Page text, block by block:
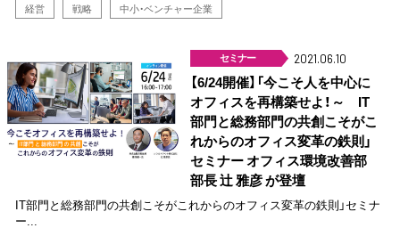
経営 戦略 中小・ベンチャー企業
セミナー 2021.06.10
【6/24開催】「今こそ人を中心に
オフィスを再構築せよ！～ IT
部門と総務部門の共創こそがこ
れからのオフィス変革の鉄則」
セミナー オフィス環境改善部
部長 辻 雅彦 が登壇
IT部門と総務部門の共創こそがこれからのオフィス変革の鉄則」セミナ
ー...